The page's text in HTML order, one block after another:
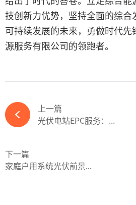
技创新力优势，坚持全面的综
可持续发展的未来，勇做时代
源服务有限公司的领跑者。
上一篇
光伏电站EPC服务：...
下一篇
家庭户用系统光伏前景...